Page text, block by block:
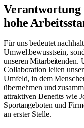
hohe
Für uns bedeutet
Umweltbewusstsein,
unseren Mitarbeitenden.
Collaboration leiten
Umfeld, in dem
übernehmen und
attraktiven Benefits wie
Sportangeboten und
an erster Stelle.